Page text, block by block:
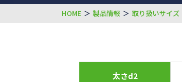
HOME ＞ 製品情報 ＞ 取り扱いサイズ
太さd2